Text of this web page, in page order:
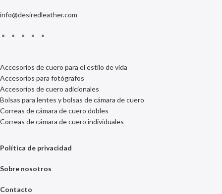
info@desiredleather.com
Accesorios de cuero para el estilo de vida
Accesorios para fotógrafos
Accesorios de cuero adicionales
Bolsas para lentes y bolsas de cámara de cuero
Correas de cámara de cuero dobles
Correas de cámara de cuero individuales
Política de privacidad
Sobre nosotros
Contacto